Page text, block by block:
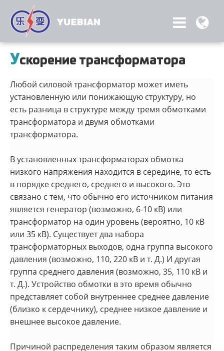
Ускорение трансформатора
Любой силовой трансформатор может иметь
установленную или понижающую структуру, но
есть разница в структуре между тремя обмотками
трансформатора и двумя обмотками
трансформатора.
В установленных трансформаторах обмотка
низкого напряжения находится в середине, то есть
в порядке среднего, среднего и высокого. Это
связано с тем, что обычно его источником питания
является генератор (возможно, 6-10 кВ) или
трансформатор на один уровень (вероятно, 10 кВ
или 35 кВ). Существует два набора
трансформаторных выходов, одна группа высокого
давления (возможно, 110, 220 кВ и т. Д.) И другая
группа среднего давления (возможно, 35, 110 кВ и
т. Д.). Устройство обмотки в это время обычно
представляет собой внутреннее среднее давление
(близко к сердечнику), среднее низкое давление и
внешнее высокое давление.
Причиной распределения таким образом является